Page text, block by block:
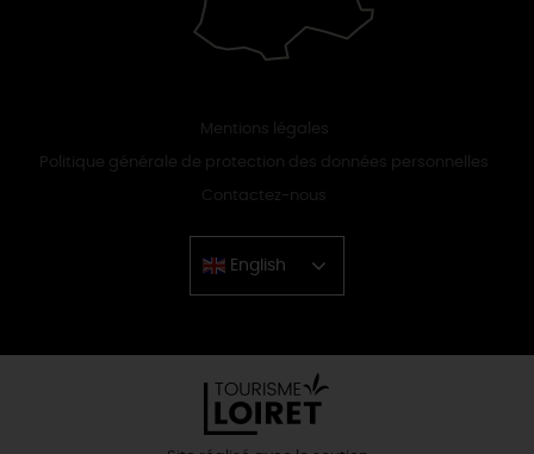
Mentions légales
Politique générale de protection des données personnelles
Contactez-nous
English
Chinese